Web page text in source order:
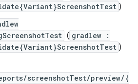
)
( gradlew :
)
screenshotTest/preview/{